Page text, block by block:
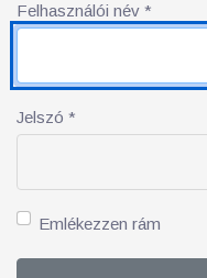
Felhasználói név *
Jelszó *
Emlékezzen rám